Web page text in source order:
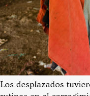
Los desplazados